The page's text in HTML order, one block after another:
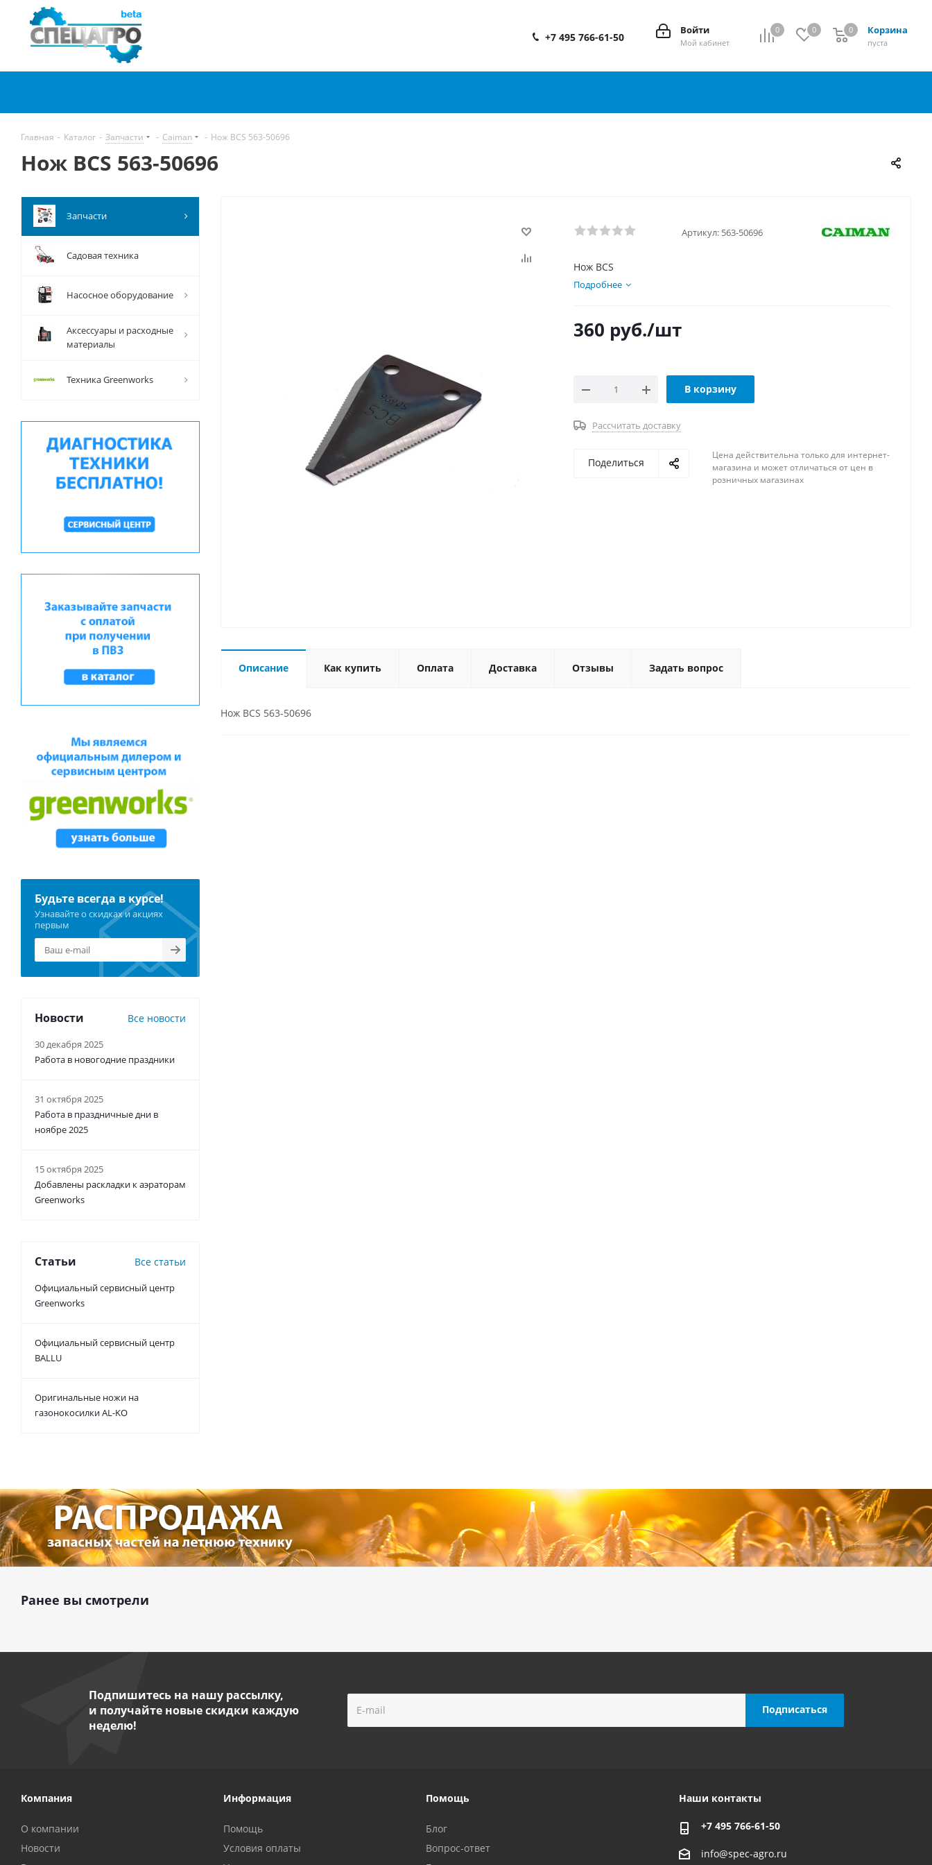
0 0 Корзина
0
пуста
0
Войти
Мой кабинет
+7 495 766-61-50
Главная - Каталог - Запчасти - Caiman - Нож BCS 563-50696
Нож BCS 563-50696
Артикул: 563-50696
Нож BCS
Подробнее
360 руб./шт
В корзину
Рассчитать доставку
Поделиться
Цена действительна только для интернет-
магазина и может отличаться от цен в
розничных магазинах
Описание Как купить Оплата Доставка Отзывы Задать вопрос
Нож BCS 563-50696
Запчасти
Садовая техника
Насосное оборудование
Аксессуары и расходные
материалы
Техника Greenworks
Будьте всегда в курсе!
Узнавайте о скидках и акциях
первым
Новости Все новости
30 декабря 2025
Работа в новогодние праздники
31 октября 2025
Работа в праздничные дни в
ноябре 2025
15 октября 2025
Добавлены раскладки к аэраторам
Greenworks
Статьи Все статьи
Официальный сервисный центр
Greenworks
Официальный сервисный центр
BALLU
Оригинальные ножи на
газонокосилки AL-KO
Ранее вы смотрели
Подпишитесь на нашу рассылку,
и получайте новые скидки каждую
неделю!
Компания
О компании
Новости
Информация
Помощь
Условия оплаты
Помощь
Блог
Вопрос-ответ
Наши контакты
+7 495 766-61-50
info@spec-agro.ru